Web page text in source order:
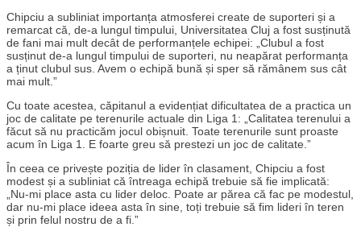
Chipciu a subliniat importanța atmosferei create de suporteri și a
remarcat că, de-a lungul timpului, Universitatea Cluj a fost susținută
de fani mai mult decât de performanțele echipei: „Clubul a fost
susținut de-a lungul timpului de suporteri, nu neapărat performanța
a ținut clubul sus. Avem o echipă bună și sper să rămânem sus cât
mai mult.”
Cu toate acestea, căpitanul a evidențiat dificultatea de a practica un
joc de calitate pe terenurile actuale din Liga 1: „Calitatea terenului a
făcut să nu practicăm jocul obișnuit. Toate terenurile sunt proaste
acum în Liga 1. E foarte greu să prestezi un joc de calitate.”
În ceea ce privește poziția de lider în clasament, Chipciu a fost
modest și a subliniat că întreaga echipă trebuie să fie implicată:
„Nu-mi place asta cu lider deloc. Poate ar părea că fac pe modestul,
dar nu-mi place ideea asta în sine, toți trebuie să fim lideri în teren
și prin felul nostru de a fi.”